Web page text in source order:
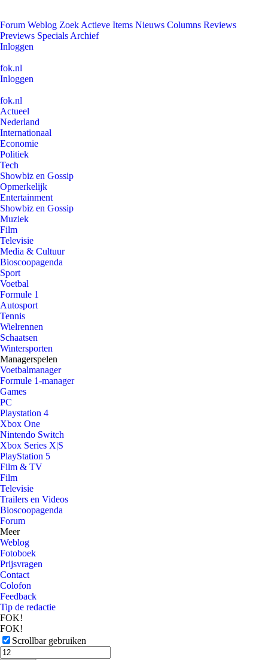
Forum Weblog Zoek Actieve Items Nieuws Columns Reviews
Previews Specials Archief
Inloggen
fok.nl
Inloggen
fok.nl
Actueel
Nederland
Internationaal
Economie
Politiek
Tech
Showbiz en Gossip
Opmerkelijk
Entertainment
Showbiz en Gossip
Muziek
Film
Televisie
Media & Cultuur
Bioscoopagenda
Sport
Voetbal
Formule 1
Autosport
Tennis
Wielrennen
Schaatsen
Wintersporten
Managerspelen
Voetbalmanager
Formule 1-manager
Games
PC
Playstation 4
Xbox One
Nintendo Switch
Xbox Series X|S
PlayStation 5
Film & TV
Film
Televisie
Trailers en Videos
Bioscoopagenda
Forum
Meer
Weblog
Fotoboek
Prijsvragen
Contact
Colofon
Feedback
Tip de redactie
FOK!
FOK!
Scrollbar gebruiken